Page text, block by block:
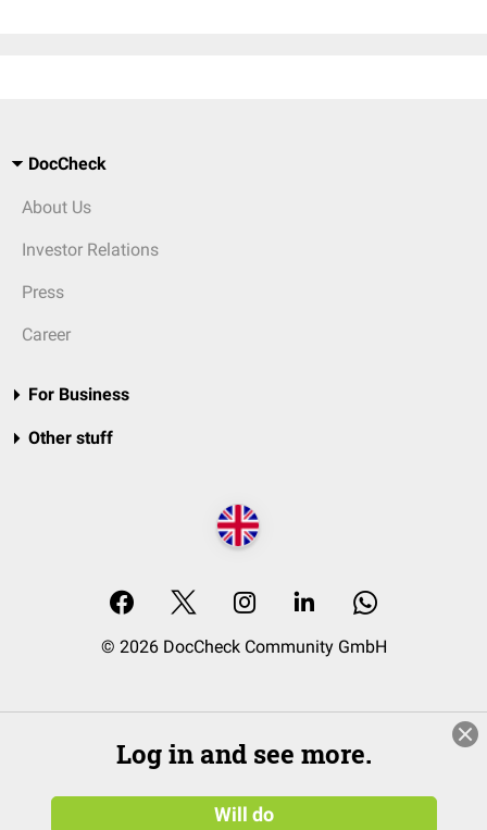
DocCheck
About Us
Investor Relations
Press
Career
For Business
Other stuff
© 2026 DocCheck Community GmbH
Log in and see more.
Will do